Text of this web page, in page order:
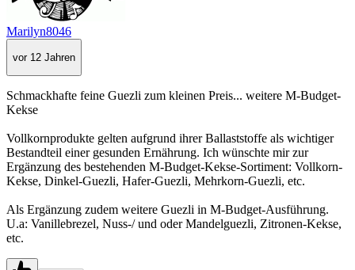
Marilyn8046
vor 12 Jahren
Schmackhafte feine Guezli zum kleinen Preis... weitere M-Budget-
Kekse
Vollkornprodukte gelten aufgrund ihrer Ballaststoffe als wichtiger
Bestandteil einer gesunden Ernährung. Ich wünschte mir zur
Ergänzung des bestehenden M-Budget-Kekse-Sortiment: Vollkorn-
Kekse, Dinkel-Guezli, Hafer-Guezli, Mehrkorn-Guezli, etc.
Als Ergänzung zudem weitere Guezli in M-Budget-Ausführung.
U.a: Vanillebrezel, Nuss-/ und oder Mandelguezli, Zitronen-Kekse,
etc.